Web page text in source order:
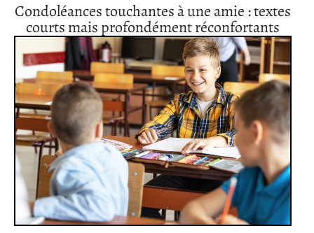
Condoléances touchantes à une amie : textes
courts mais profondément réconfortants